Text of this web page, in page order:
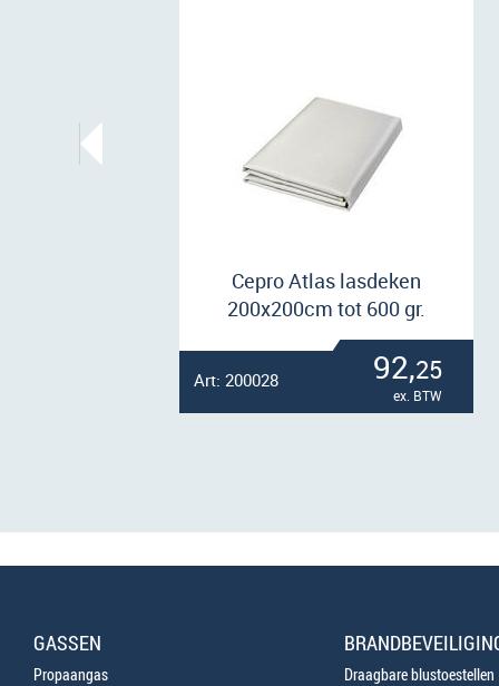
Cepro Atlas lasdeken
200x200cm tot 600 gr.
92,25
ex. BTW
Art: 200028
GASSEN
Propaangas
Draagbare blustoestellen